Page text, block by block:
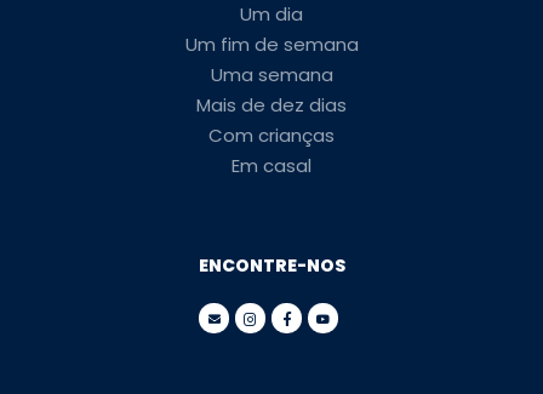
Um dia
Um fim de semana
Uma semana
Mais de dez dias
Com crianças
Em casal
ENCONTRE-NOS